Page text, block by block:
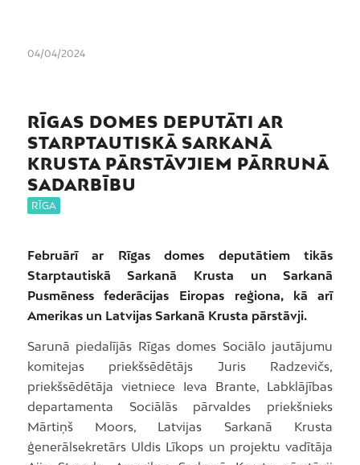
04/04/2024
RĪGAS DOMES DEPUTĀTI AR
STARPTAUTISKĀ SARKANĀ
KRUSTA PĀRSTĀVJIEM PĀRRUNĀ
SADARBĪBU
RĪGA
Februārī ar Rīgas domes deputātiem tikās
Starptautiskā Sarkanā Krusta un Sarkanā
Pusmēness federācijas Eiropas reģiona, kā arī
Amerikas un Latvijas Sarkanā Krusta pārstāvji.
Sarunā piedalījās Rīgas domes Sociālo jautājumu
komitejas priekšsēdētājs Juris Radzevičs,
priekšsēdētāja vietniece Ieva Brante, Labklājības
departamenta Sociālās pārvaldes priekšnieks
Mārtiņš Moors, Latvijas Sarkanā Krusta
ģenerālsekretārs Uldis Līkops un projektu vadītāja